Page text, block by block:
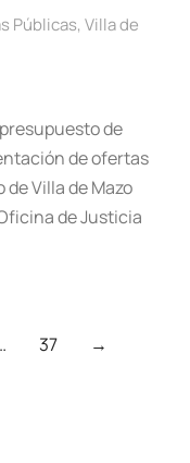
Públicas, Villa de
de
de ofertas
Villa de Mazo
de Justicia
37 →